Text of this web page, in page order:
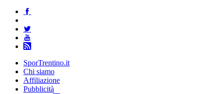
SporTrentino.it
Chi siamo
Affiliazione
Pubblicità